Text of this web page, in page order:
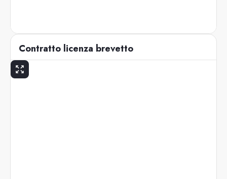
Contratto licenza brevetto